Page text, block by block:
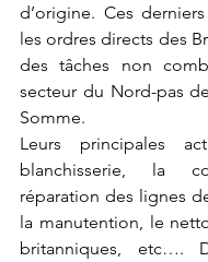
d’origine. Ces
les ordres directs des
des tâches non
secteur du Nord-pas
Somme.
Leurs principales
blanchisserie, la
réparation des lignes
la manutention, le
britanniques, etc….